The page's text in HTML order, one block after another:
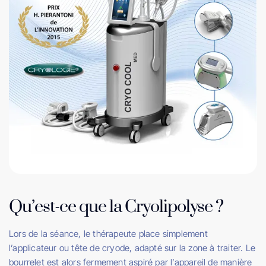
Qu’est-ce que la Cryolipolyse ?
Lors de la séance, le thérapeute place simplement
l’applicateur ou tête de cryode, adapté sur la zone à traiter. Le
bourrelet est alors fermement aspiré par l’appareil de manière